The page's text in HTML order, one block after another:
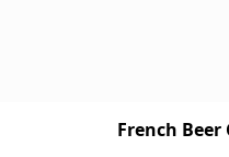
French Beer